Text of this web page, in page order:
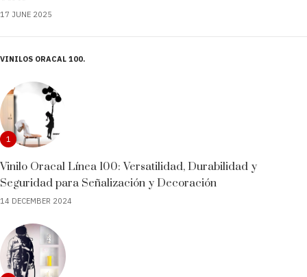
17 JUNE 2025
VINILOS ORACAL 100
1
Vinilo Oracal Línea 100: Versatilidad, Durabilidad y
Seguridad para Señalización y Decoración
14 DECEMBER 2024